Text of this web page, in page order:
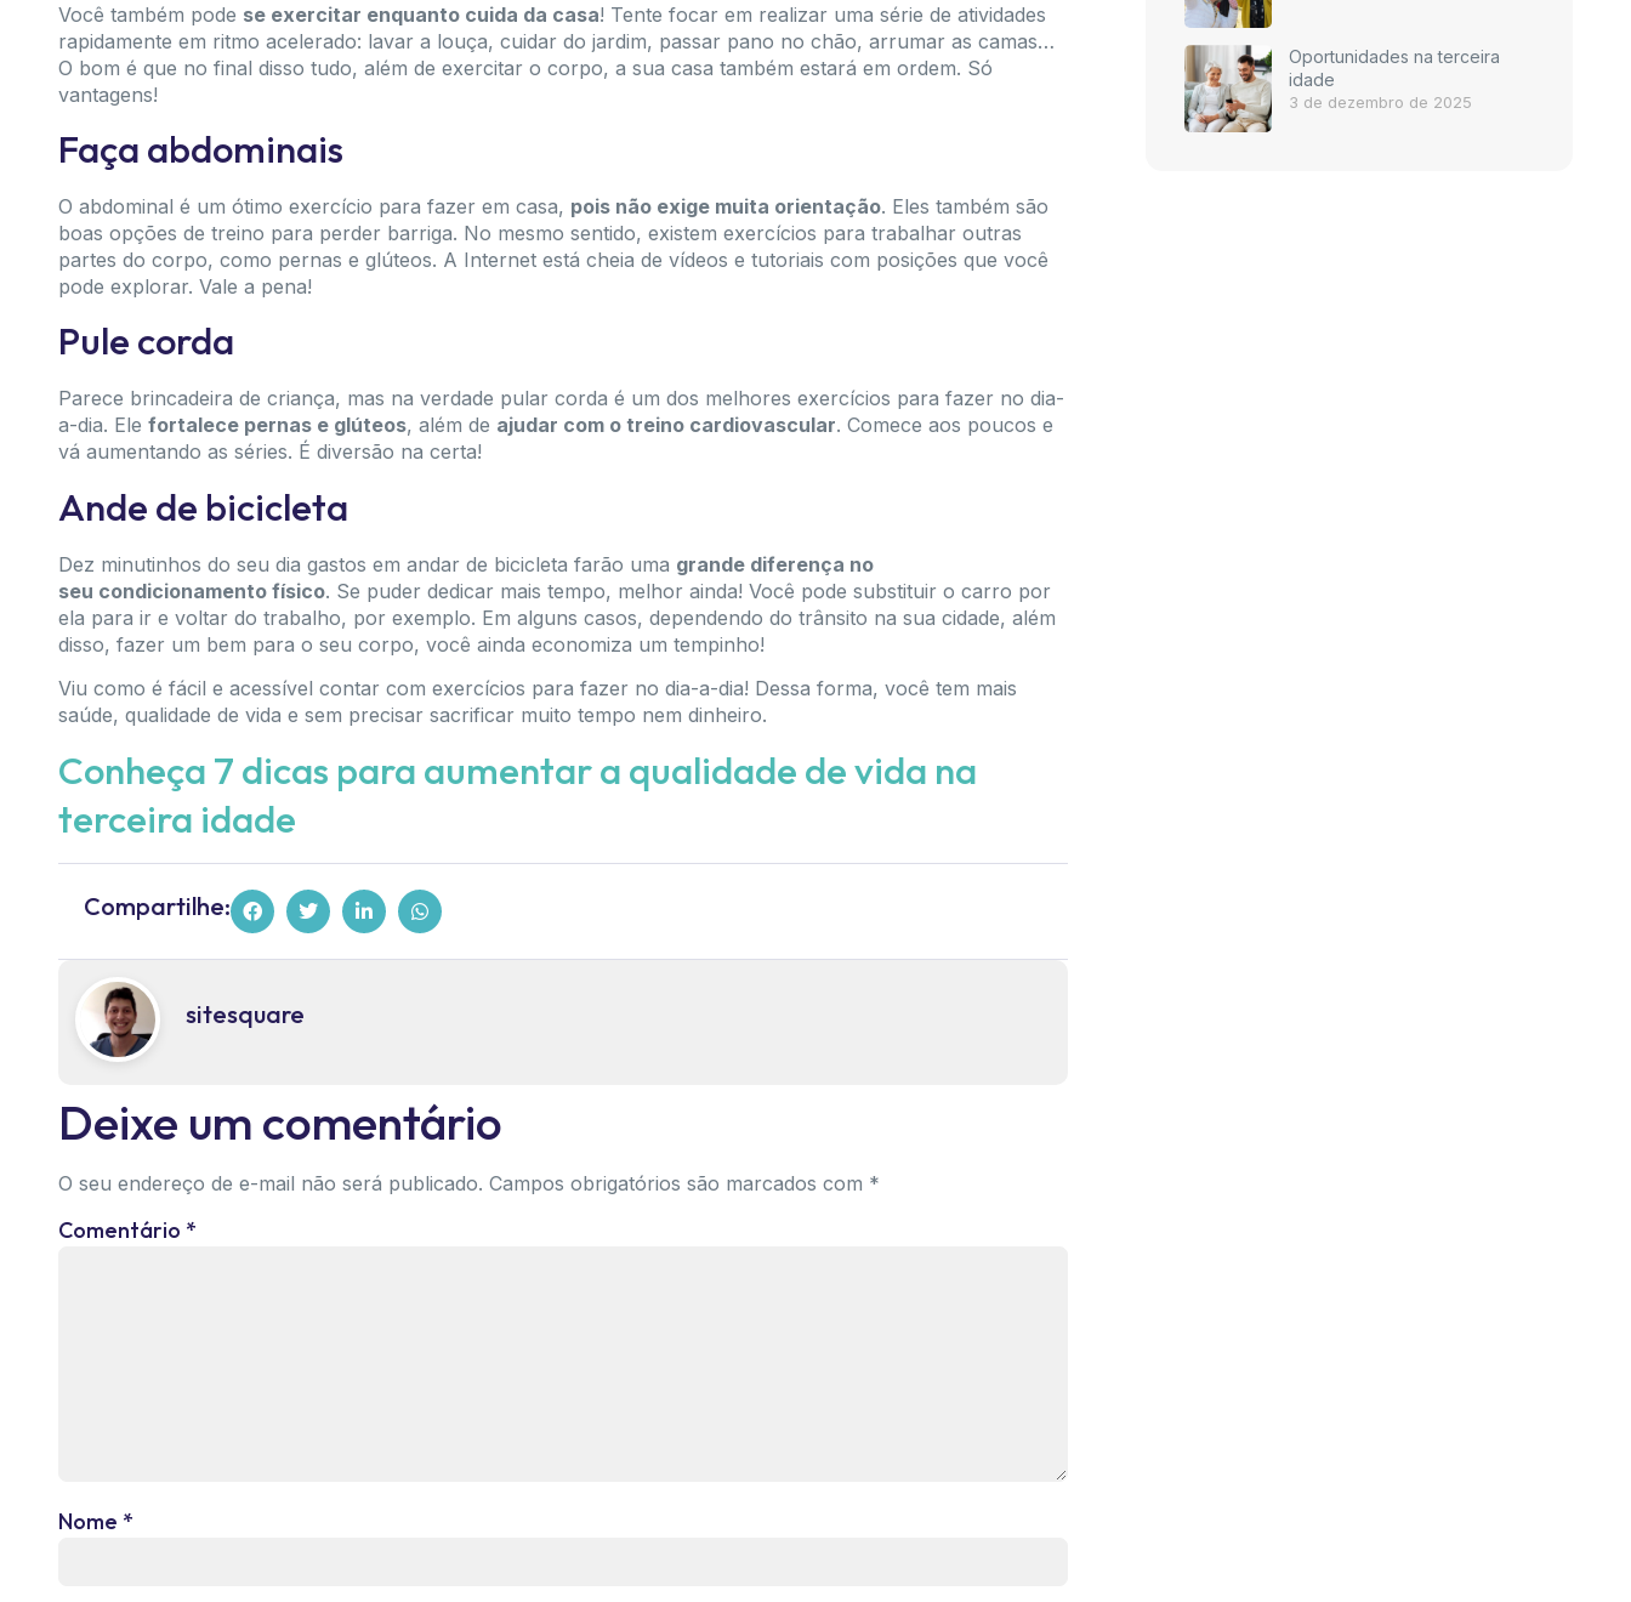
Você também pode se exercitar enquanto cuida da casa! Tente focar em realizar uma série de atividades
rapidamente em ritmo acelerado: lavar a louça, cuidar do jardim, passar pano no chão, arrumar as camas…
O bom é que no final disso tudo, além de exercitar o corpo, a sua casa também estará em ordem. Só
vantagens!
Faça abdominais
O abdominal é um ótimo exercício para fazer em casa, pois não exige muita orientação. Eles também são
boas opções de treino para perder barriga. No mesmo sentido, existem exercícios para trabalhar outras
partes do corpo, como pernas e glúteos. A Internet está cheia de vídeos e tutoriais com posições que você
pode explorar. Vale a pena!
Pule corda
Parece brincadeira de criança, mas na verdade pular corda é um dos melhores exercícios para fazer no dia-
a-dia. Ele fortalece pernas e glúteos, além de ajudar com o treino cardiovascular. Comece aos poucos e
vá aumentando as séries. É diversão na certa!
Ande de bicicleta
Dez minutinhos do seu dia gastos em andar de bicicleta farão uma grande diferença no
seu condicionamento físico. Se puder dedicar mais tempo, melhor ainda! Você pode substituir o carro por
ela para ir e voltar do trabalho, por exemplo. Em alguns casos, dependendo do trânsito na sua cidade, além
disso, fazer um bem para o seu corpo, você ainda economiza um tempinho!
Viu como é fácil e acessível contar com exercícios para fazer no dia-a-dia! Dessa forma, você tem mais
saúde, qualidade de vida e sem precisar sacrificar muito tempo nem dinheiro.
Conheça 7 dicas para aumentar a qualidade de vida na
terceira idade
Compartilhe:
sitesquare
Deixe um comentário
O seu endereço de e-mail não será publicado. Campos obrigatórios são marcados com *
Comentário *
Nome *
Oportunidades na terceira
idade
3 de dezembro de 2025